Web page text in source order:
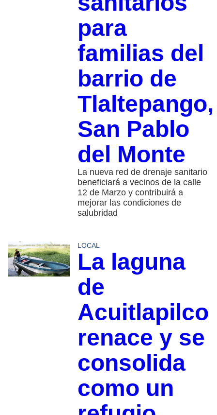
para
familias del
barrio de
Tlaltepango,
San Pablo
del Monte
La nueva red de drenaje sanitario
beneficiará a vecinos de la calle
12 de Marzo y contribuirá a
mejorar las condiciones de
salubridad
LOCAL
La laguna
de
Acuitlapilco
renace y se
consolida
como un